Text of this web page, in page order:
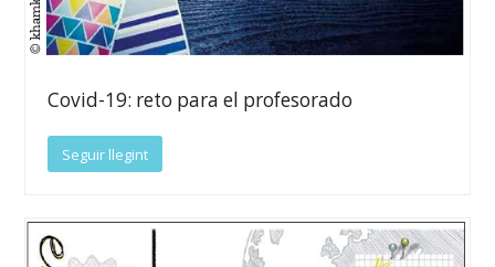
Covid-19: reto para el profesorado
Seguir llegint